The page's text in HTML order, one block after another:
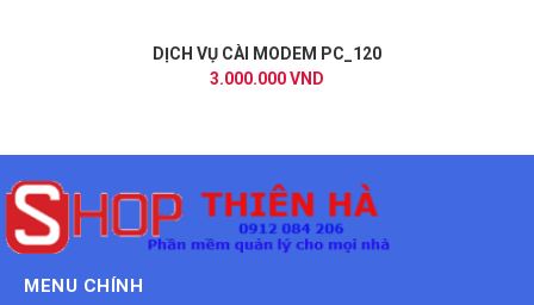
DỊCH VỤ CÀI MODEM PC_120
3.000.000 VND
MENU CHÍNH